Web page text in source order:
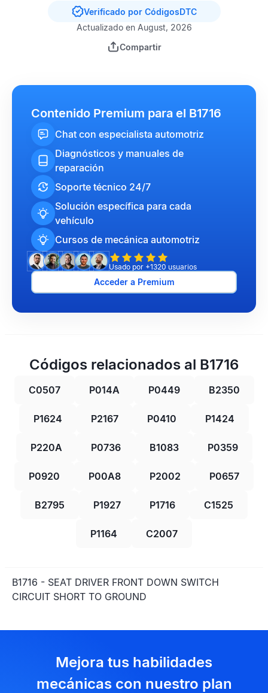
Verificado por CódigosDTC
Actualizado en August, 2026
Compartir
Contenido Premium para el B1716
Chat con especialista automotriz
Diagnósticos y manuales de
reparación
Soporte técnico 24/7
Solución específica para cada
vehículo
Cursos de mecánica automotriz
Usado por +1320 usuarios
Acceder a Premium
Códigos relacionados al B1716
C0507 P014A P0449 B2350
P1624 P2167 P0410 P1424
P220A P0736 B1083 P0359
P0920 P00A8 P2002 P0657
B2795 P1927 P1716 C1525
P1164 C2007
B1716 - SEAT DRIVER FRONT DOWN SWITCH
CIRCUIT SHORT TO GROUND
Mejora tus habilidades
mecánicas con nuestro plan